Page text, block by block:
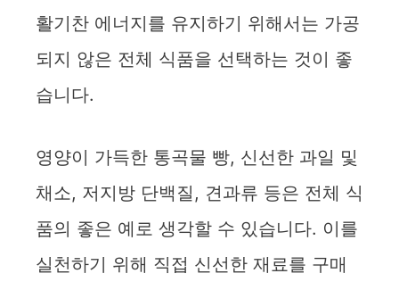
활기찬 에너지를 유지하기 위해서는 가공
되지 않은 전체 식품을 선택하는 것이 좋
습니다.
영양이 가득한 통곡물 빵, 신선한 과일 및
채소, 저지방 단백질, 견과류 등은 전체 식
품의 좋은 예로 생각할 수 있습니다. 이를
실천하기 위해 직접 신선한 재료를 구매